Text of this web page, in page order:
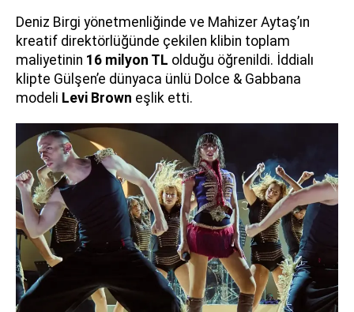
Deniz Birgi yönetmenliğinde ve Mahizer Aytaş’ın
kreatif direktörlüğünde çekilen klibin toplam
maliyetinin 16 milyon TL olduğu öğrenildi. İddialı
klipte Gülşen’e dünyaca ünlü Dolce & Gabbana
modeli Levi Brown eşlik etti.